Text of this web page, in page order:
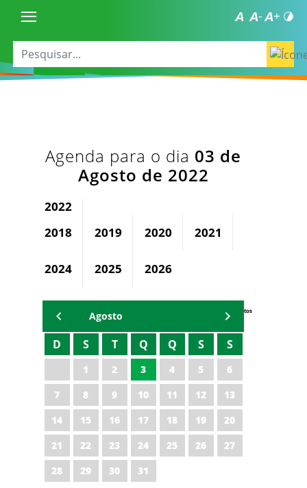
Agenda para o dia 03 de
Agosto de 2022
2022
2018
2019 2020 2021
2024 2025 2026
Eventos
Agosto
D S T Q Q S S
1 2 3 4 5
6
7
8 9 10 11 12
13
14
15 16 17 18 19
20
21
22 23 24 25 26
27
28
29 30 31